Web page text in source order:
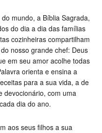
mundo, a Bíblia Sagrada,
do dia a dia das famílias
cozinheiras compartilham
nosso grande chef: Deus
em seu amor acolhe todas
orienta e ensina a
para a sua vida, a de
devocionário, com uma
dia do ano.
aos seus filhos a sua